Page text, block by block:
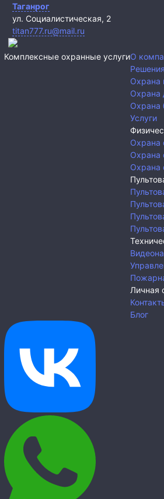
Таганрог
ул. Социалистическая, 2
titan777.ru@mail.ru
Комплексные охранные услугиО
Решения
Охрана
Охрана
Охрана
Услуги
Охрана
Охрана
Охрана
Личная
Блог